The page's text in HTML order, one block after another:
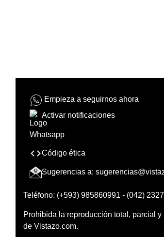
Empieza a seguirnos ahora
Activar notificaciones
Código ética
Sugerencias a:
Teléfono: (+593) 985860991 - (042)
Prohibida la reproducción total, parcial
de Vistazo.com.